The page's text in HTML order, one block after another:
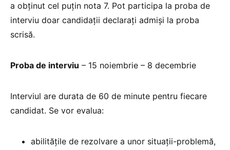
a obținut cel puțin nota 7. Pot participa la proba de
interviu doar candidații declarați admiși la proba
scrisă.
Proba de interviu – 15 noiembrie – 8 decembrie
Interviul are durata de 60 de minute pentru fiecare
candidat. Se vor evalua:
abilitățile de rezolvare a unor situații-problemă,